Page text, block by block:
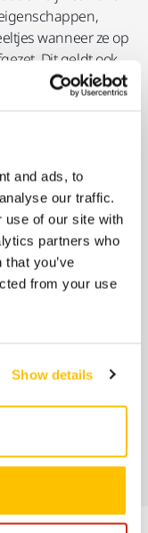
and ads, to
our traffic.
use of our site with
partners who
you’ve
from your use
Show details
wanneer ze op
Dit geldt ook
die een rol
Daarbij wordt
backing-papier te
en
geschuurd moet
aan flexibele
het werk uit te
van
die
rol.